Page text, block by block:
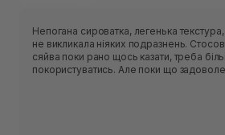
Непогана сироватка, легенька
не викликала ніяких подразнень.
сяйва поки рано щось казати, треба
покористуватись. Але поки що